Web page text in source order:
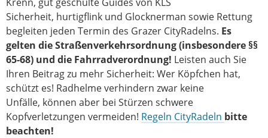
Sicherheit, hurtigflink und Glocknerman sowie Rettung
begleiten jeden Termin des Grazer CityRadelns. Es
gelten die Straßenverkehrsordnung (insbesondere §§
65-68) und die Fahrradverordnung! Leisten auch Sie
Ihren Beitrag zu mehr Sicherheit: Wer Köpfchen hat,
schützt es! Radhelme verhindern zwar keine
Unfälle, können aber bei Stürzen schwere
Kopfverletzungen vermeiden! Regeln CityRadeln bitte
beachten!